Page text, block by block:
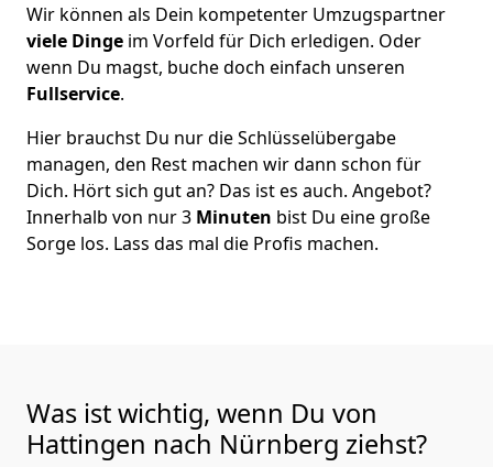
Wir können als Dein kompetenter Umzugspartner
viele Dinge im Vorfeld für Dich erledigen. Oder
wenn Du magst, buche doch einfach unseren
Fullservice.
Hier brauchst Du nur die Schlüsselübergabe
managen, den Rest machen wir dann schon für
Dich. Hört sich gut an? Das ist es auch. Angebot?
Innerhalb von nur 3 Minuten bist Du eine große
Sorge los. Lass das mal die Profis machen.
Was ist wichtig, wenn Du von
Hattingen nach Nürnberg ziehst?